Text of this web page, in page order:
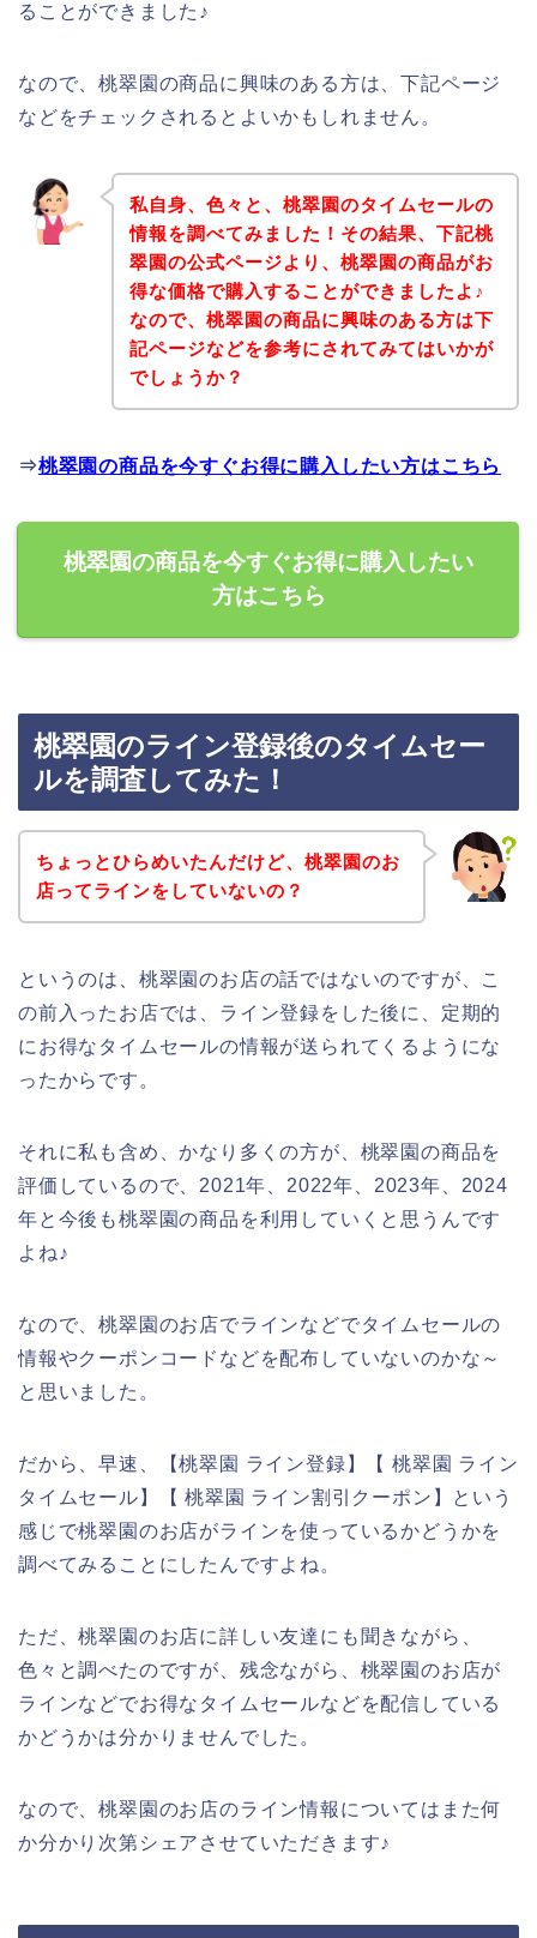
ることができました♪
なので、桃翠園の商品に興味のある方は、下記ページ
などをチェックされるとよいかもしれません。
私自身、色々と、桃翠園のタイムセールの
情報を調べてみました！その結果、下記桃
翠園の公式ページより、桃翠園の商品がお
得な価格で購入することができましたよ♪
なので、桃翠園の商品に興味のある方は下
記ページなどを参考にされてみてはいかが
でしょうか？
⇒桃翠園の商品を今すぐお得に購入したい方はこちら
桃翠園の商品を今すぐお得に購入したい
方はこちら
桃翠園のライン登録後のタイムセー
ルを調査してみた！
ちょっとひらめいたんだけど、桃翠園のお
店ってラインをしていないの？
というのは、桃翠園のお店の話ではないのですが、こ
の前入ったお店では、ライン登録をした後に、定期的
にお得なタイムセールの情報が送られてくるようにな
ったからです。
それに私も含め、かなり多くの方が、桃翠園の商品を
評価しているので、2021年、2022年、2023年、2024
年と今後も桃翠園の商品を利用していくと思うんです
よね♪
なので、桃翠園のお店でラインなどでタイムセールの
情報やクーポンコードなどを配布していないのかな～
と思いました。
だから、早速、【桃翠園 ライン登録】【 桃翠園 ライン
タイムセール】【 桃翠園 ライン割引クーポン】という
感じで桃翠園のお店がラインを使っているかどうかを
調べてみることにしたんですよね。
ただ、桃翠園のお店に詳しい友達にも聞きながら、
色々と調べたのですが、残念ながら、桃翠園のお店が
ラインなどでお得なタイムセールなどを配信している
かどうかは分かりませんでした。
なので、桃翠園のお店のライン情報についてはまた何
か分かり次第シェアさせていただきます♪